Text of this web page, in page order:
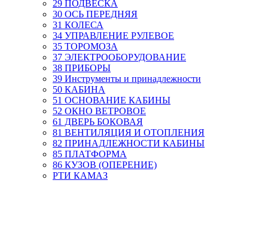
29 ПОДВЕСКА
30 ОСЬ ПЕРЕДНЯЯ
31 КОЛЕСА
34 УПРАВЛЕНИЕ РУЛЕВОЕ
35 ТОРОМОЗА
37 ЭЛЕКТРООБОРУДОВАНИЕ
38 ПРИБОРЫ
39 Инструменты и принадлежности
50 КАБИНА
51 ОСНОВАНИЕ КАБИНЫ
52 ОКНО ВЕТРОВОЕ
61 ДВЕРЬ БОКОВАЯ
81 ВЕНТИЛЯЦИЯ И ОТОПЛЕНИЯ
82 ПРИНАДЛЕЖНОСТИ КАБИНЫ
85 ПЛАТФОРМА
86 КУЗОВ (ОПЕРЕНИЕ)
РТИ КАМАЗ